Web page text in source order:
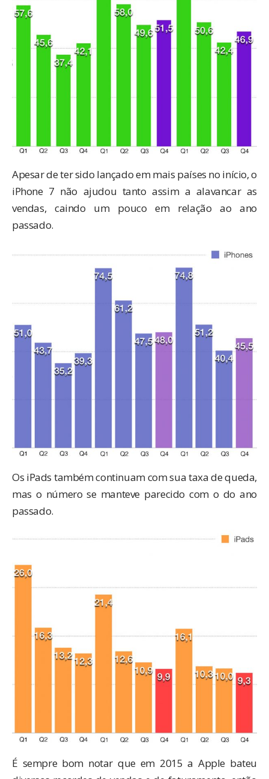
Apesar de ter sido lançado em mais países no início, o
iPhone 7 não ajudou tanto assim a alavancar as
vendas, caindo um pouco em relação ao ano
passado.
Os iPads também continuam com sua taxa de queda,
mas o número se manteve parecido com o do ano
passado.
É sempre bom notar que em 2015 a Apple bateu